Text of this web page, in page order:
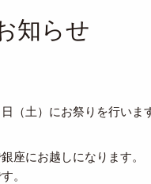
知らせ
（土）にお祭りを行いま
座にお越しになります。
。